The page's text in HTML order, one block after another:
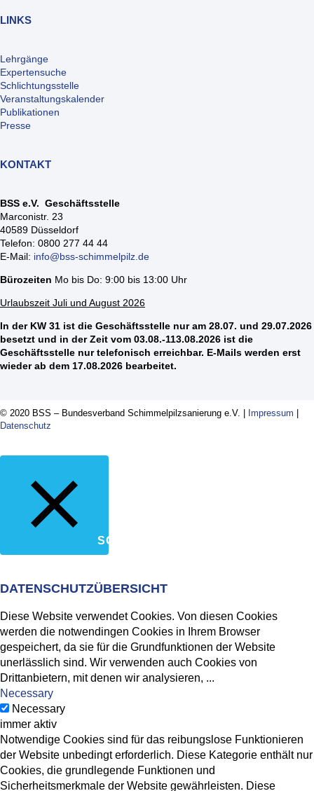
LINKS
Lehrgänge
Expertensuche
Schlichtungsstelle
Veranstaltungskalender
Publikationen
Presse
KONTAKT
BSS e.V. Geschäftsstelle
Marconistr. 23
40589 Düsseldorf
Telefon: 0800 277 44 44
E-Mail: info@bss-schimmelpilz.de
Bürozeiten Mo bis Do: 9:00 bis 13:00 Uhr
Urlaubszeit Juli und August 2026
In der KW 31 ist die Geschäftsstelle nur am 28.07. und 29.07.2026
besetzt und in der Zeit vom 03.08.-113.08.2026 ist die
Geschäftsstelle nur telefonisch erreichbar. E-Mails werden erst
wieder ab dem 17.08.2026 bearbeitet.
© 2020 BSS – Bundesverband Schimmelpilzsanierung e.V. | Impressum
Datenschutz
SCHLIESSEN
DATENSCHUTZÜBERSICHT
Diese Website verwendet Cookies. Von diesen Cookies
werden die notwendingen Cookies in Ihrem Browser
gespeichert, da sie für die Grundfunktionen der Website
unerlässlich sind. Wir verwenden auch Cookies von
Drittanbietern, mit denen wir analysieren, ...
Necessary
Necessary
immer aktiv
Notwendige Cookies sind für das reibungslose Funktionieren
der Website unbedingt erforderlich. Diese Kategorie enthält nur
Cookies, die grundlegende Funktionen und
Sicherheitsmerkmale der Website gewährleisten. Diese